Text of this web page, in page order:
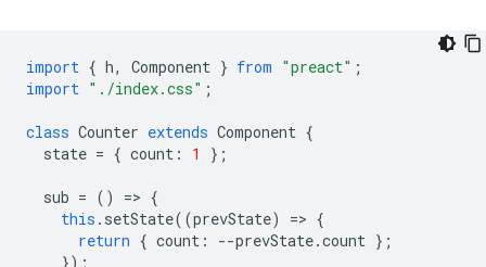
import { h, Component } from "preact" ;
import "./index.css" ;
class Counter extends Component {
state = { count : 1 };
sub = () => {
this . setState((prevState) => {
return { count : --prevState.count };
});